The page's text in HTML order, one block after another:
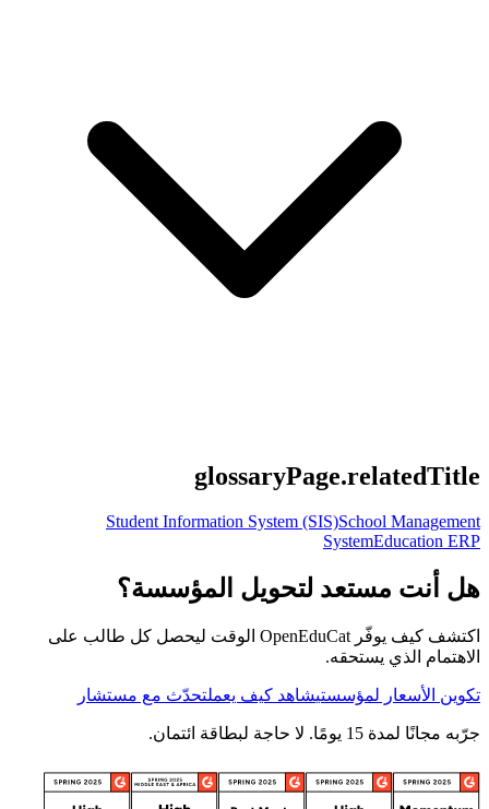
glossaryPage.relatedTitle
Student Information System (SIS)School Management
SystemEducation ERP
هل أنت مستعد لتحويل المؤسسة؟
اكتشف كيف يوفّر OpenEduCat الوقت ليحصل كل طالب على
الاهتمام الذي يستحقه.
تكوين الأسعار لمؤسستيشاهد كيف يعملتحدّث مع مستشار
جرّبه مجانًا لمدة 15 يومًا. لا حاجة لبطاقة ائتمان.